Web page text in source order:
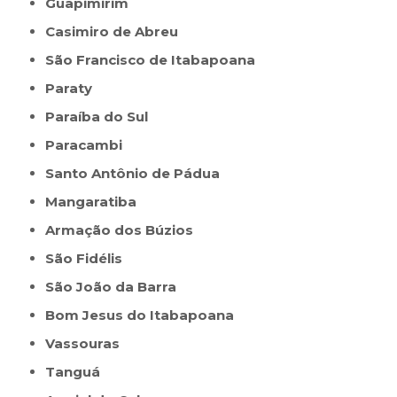
Casimiro de Abreu
São Francisco de Itabapoana
Paraty
Paraíba do Sul
Paracambi
Santo Antônio de Pádua
Mangaratiba
Armação dos Búzios
São Fidélis
São João da Barra
Bom Jesus do Itabapoana
Vassouras
Tanguá